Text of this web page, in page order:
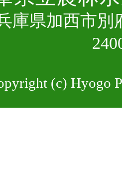
庫県加⻄市
(c) Hyogo